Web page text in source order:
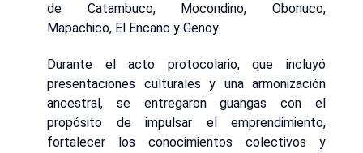
de Catambuco, Mocondino, Obonuco,
Mapachico, El Encano y Genoy.
Durante el acto protocolario, que incluyó
presentaciones culturales y una armonización
ancestral, se entregaron guangas con el
propósito de impulsar el emprendimiento,
fortalecer los conocimientos colectivos y